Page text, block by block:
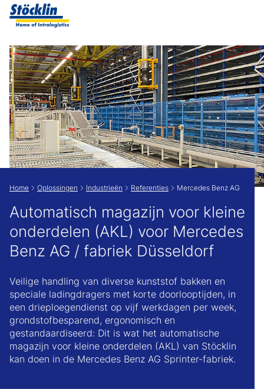
Show convenient version of this site
Don't show this message again
Home Oplossingen Industrieën Referenties Mercedes Benz AG
Automatisch magazijn voor kleine
onderdelen (AKL) voor Mercedes
Benz AG / fabriek Düsseldorf
Veilige handling van diverse kunststof bakken en
speciale ladingdragers met korte doorlooptijden, in
een drieploegendienst op vijf werkdagen per week,
grondstofbesparend, ergonomisch en
gestandaardiseerd: Dit is wat het automatische
magazijn voor kleine onderdelen (AKL) van Stöcklin
kan doen in de Mercedes Benz AG Sprinter-fabriek.